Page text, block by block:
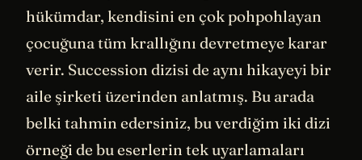
hükümdar, kendisini en çok pohpohlayan
çocuğuna tüm krallığını devretmeye karar
verir. Succession dizisi de aynı hikayeyi bir
aile şirketi üzerinden anlatmış. Bu arada
belki tahmin edersiniz, bu verdiğim iki dizi
örneği de bu eserlerin tek uyarlamaları